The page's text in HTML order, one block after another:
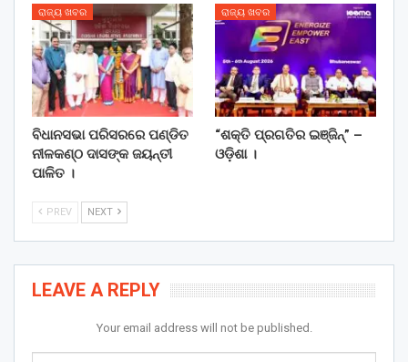
ରାଜ୍ୟ ଖବର
ବିଧାନସଭା ପରିସରରେ ପଣ୍ଡିତ
ନୀଳକଣ୍ଠ ଦାସଙ୍କ ଜୟନ୍ତୀ
ପାଳିତ ।
ରାଜ୍ୟ ଖବର
“ଶକ୍ତି ପ୍ରଗତିର ଇଞ୍ଜିନ୍” –
ଓଡ଼ିଶା ।
PREV NEXT
LEAVE A REPLY
Your email address will not be published.